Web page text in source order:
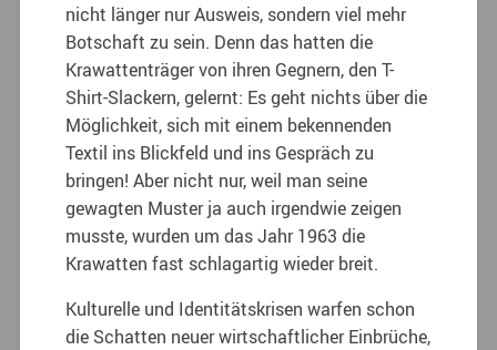
nicht länger nur Ausweis, sondern viel mehr
Botschaft zu sein. Denn das hatten die
Krawattenträger von ihren Gegnern, den T-
Shirt-Slackern, gelernt: Es geht nichts über die
Möglichkeit, sich mit einem bekennenden
Textil ins Blickfeld und ins Gespräch zu
bringen! Aber nicht nur, weil man seine
gewagten Muster ja auch irgendwie zeigen
musste, wurden um das Jahr 1963 die
Krawatten fast schlagartig wieder breit.
Kulturelle und Identitätskrisen warfen schon
die Schatten neuer wirtschaftlicher Einbrüche,